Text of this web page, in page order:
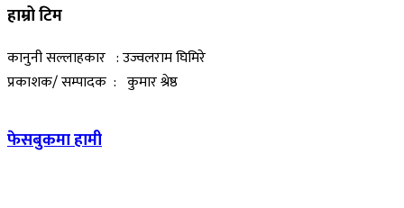
हाम्रो टिम
कानुनी सल्लाहकार : उज्वलराम घिमिरे
प्रकाशक/ सम्पादक : कुमार श्रेष्ठ
फेसबुकमा हामी